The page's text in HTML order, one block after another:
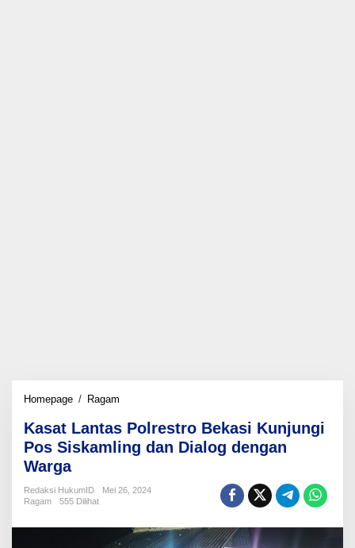
Homepage / Ragam
Polrestro
Bekasi
Kunjungi
Siskamling
dan
dengan
Warga
Kasat Lantas Polrestro Bekasi Kunjungi
Pos Siskamling dan Dialog dengan
Warga
Redaksi HukumID
Mei 26, 2024
Ragam
555 Dilihat